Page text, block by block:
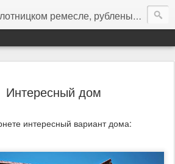
домах и банях. Канадская рубка, норвежская рубка, post and beam, timber frame, fachwerk.
Интересный дом
интересный вариант дома: